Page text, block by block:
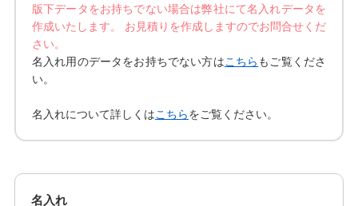
版下データをお持ちでない場合は弊社にて名入れデータを
作成いたします。 お見積りを作成しますのでお問合せくだ
さい。
名入れ用のデータをお持ちでない方はこちら もご覧くださ
い。
名入れについて詳しくはこちら をご覧ください。
名入れ